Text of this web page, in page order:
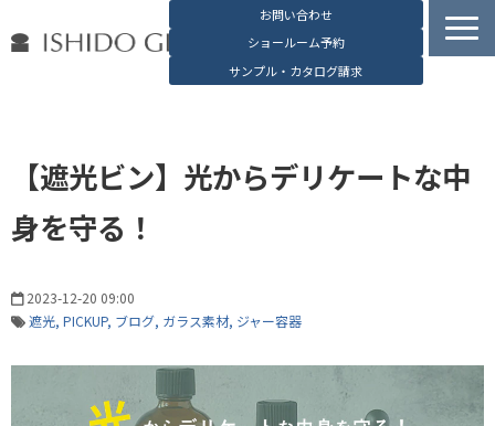
お問い合わせ
ショールーム予約
サンプル・カタログ請求
石堂硝子の特長
【遮光ビン】光からデリケートな中
身を守る！
2023-12-20 09:00
遮光 PICKUP ブログ ガラス素材 ジャー容器